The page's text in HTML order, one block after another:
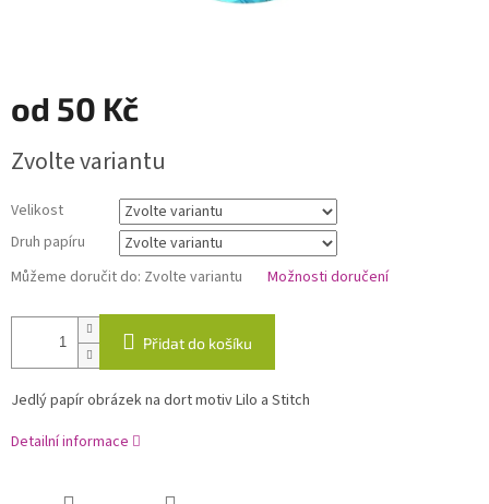
od 50 Kč
cena:
Zvolte variantu
Velikost
Druh papíru
Můžeme doručit do: Zvolte variantu Možnosti doručení
Přidat do košíku
Jedlý papír obrázek na dort motiv Lilo a Stitch
Detailní informace